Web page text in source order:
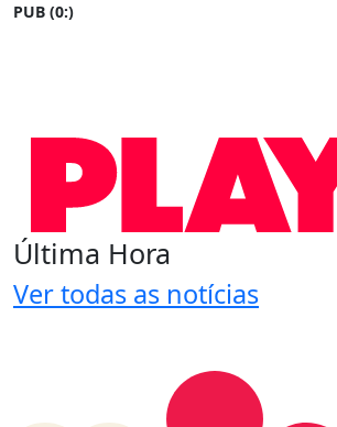
PUB (0:)
Última Hora
Ver todas as notícias